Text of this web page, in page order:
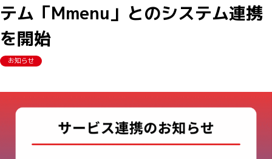
テム「Mmenu」とのシステム連携
を開始
お知らせ